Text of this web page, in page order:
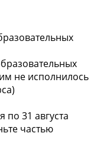
не исполнилось
по 31 августа
частью